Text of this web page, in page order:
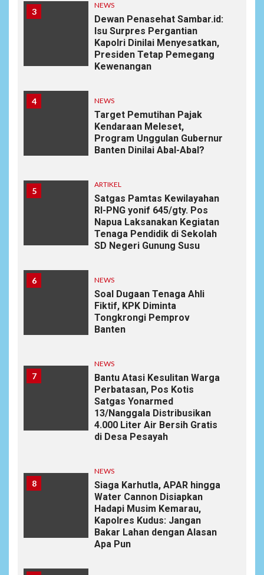
3
NEWS
Dewan Penasehat Sambar.id:
Isu Surpres Pergantian
Kapolri Dinilai Menyesatkan,
Presiden Tetap Pemegang
Kewenangan
4 NEWS
Target Pemutihan Pajak
Kendaraan Meleset,
Program Unggulan Gubernur
Banten Dinilai Abal-Abal?
5
ARTIKEL
Satgas Pamtas Kewilayahan
RI-PNG yonif 645/gty. Pos
Napua Laksanakan Kegiatan
Tenaga Pendidik di Sekolah
SD Negeri Gunung Susu
6 NEWS
Soal Dugaan Tenaga Ahli
Fiktif, KPK Diminta
Tongkrongi Pemprov
Banten
7
NEWS
Bantu Atasi Kesulitan Warga
Perbatasan, Pos Kotis
Satgas Yonarmed
13/Nanggala Distribusikan
4.000 Liter Air Bersih Gratis
di Desa Pesayah
8
NEWS
Siaga Karhutla, APAR hingga
Water Cannon Disiapkan
Hadapi Musim Kemarau,
Kapolres Kudus: Jangan
Bakar Lahan dengan Alasan
Apa Pun